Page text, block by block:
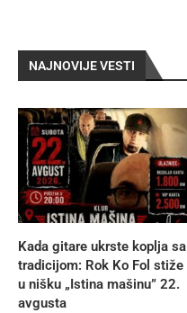
NAJNOVIJE VESTI
Kada gitare ukrste koplja sa
tradicijom: Rok Ko Fol stiže
u nišku „Istina mašinu” 22.
avgusta